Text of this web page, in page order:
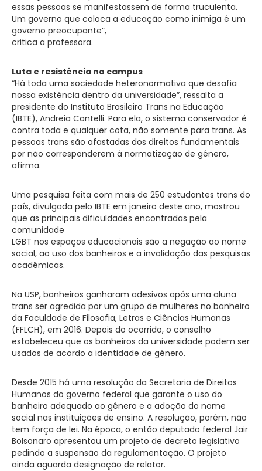
essas pessoas se manifestassem de forma truculenta.
Um governo que coloca a educação como inimiga é um
governo preocupante”,
critica a professora.
Luta e resistência no campus
“Há toda uma sociedade heteronormativa que desafia
nossa existência dentro da universidade”, ressalta a
presidente do Instituto Brasileiro Trans na Educação
(IBTE), Andreia Cantelli. Para ela, o sistema conservador é
contra toda e qualquer cota, não somente para trans. As
pessoas trans são afastadas dos direitos fundamentais
por não corresponderem à normatização de gênero,
afirma.
Uma pesquisa feita com mais de 250 estudantes trans do
país, divulgada pelo IBTE em janeiro deste ano, mostrou
que as principais dificuldades encontradas pela
comunidade
LGBT nos espaços educacionais são a negação ao nome
social, ao uso dos banheiros e a invalidação das pesquisas
acadêmicas.
Na USP, banheiros ganharam adesivos após uma aluna
trans ser agredida por um grupo de mulheres no banheiro
da Faculdade de Filosofia, Letras e Ciências Humanas
(FFLCH), em 2016. Depois do ocorrido, o conselho
estabeleceu que os banheiros da universidade podem ser
usados de acordo a identidade de gênero.
Desde 2015 há uma resolução da Secretaria de Direitos
Humanos do governo federal que garante o uso do
banheiro adequado ao gênero e a adoção do nome
social nas instituições de ensino. A resolução, porém, não
tem força de lei. Na época, o então deputado federal Jair
Bolsonaro apresentou um projeto de decreto legislativo
pedindo a suspensão da regulamentação. O projeto
ainda aguarda designação de relator.